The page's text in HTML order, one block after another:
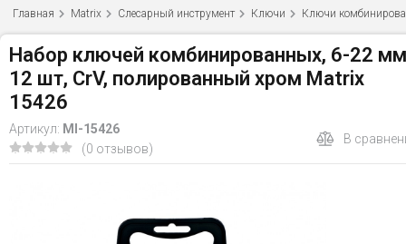
Главная Matrix Слесарный инструмент Ключи Ключи
Набор ключей комбинированных, 6-22
12 шт, CrV, полированный хром Matrix
15426
Артикул: MI-15426
(0 отзывов)
В